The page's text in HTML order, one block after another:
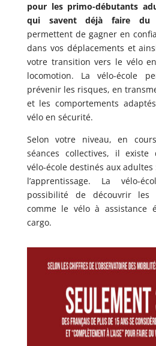
pour les primo-débutants
qui savent déjà faire du
permettent de gagner en
dans vos déplacements et
votre transition vers le vélo
locomotion. La vélo-école
prévenir les risques, en
et les comportements
vélo en sécurité.
Selon votre niveau, en
séances collectives, il existe
vélo-école destinés aux
l’apprentissage. La vélo-
possibilité de découvrir les
comme le vélo à assistance
cargo.